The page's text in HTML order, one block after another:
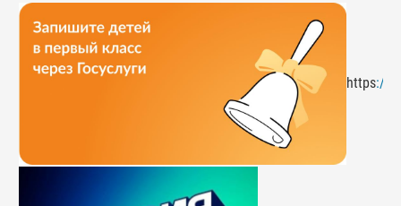
https://